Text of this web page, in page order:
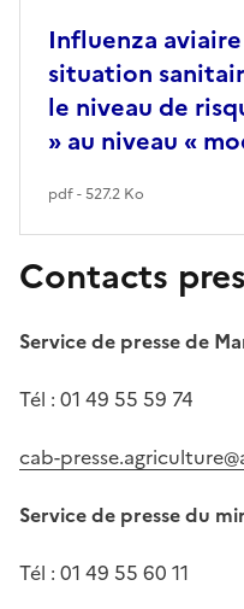
Influenza
situation
le niveau de
» au niveau «
pdf - 527.2 Ko
Contacts
Service de presse de
Tél : 01 49 55 59 74
cab-
Service de presse du
Tél : 01 49 55 60 11